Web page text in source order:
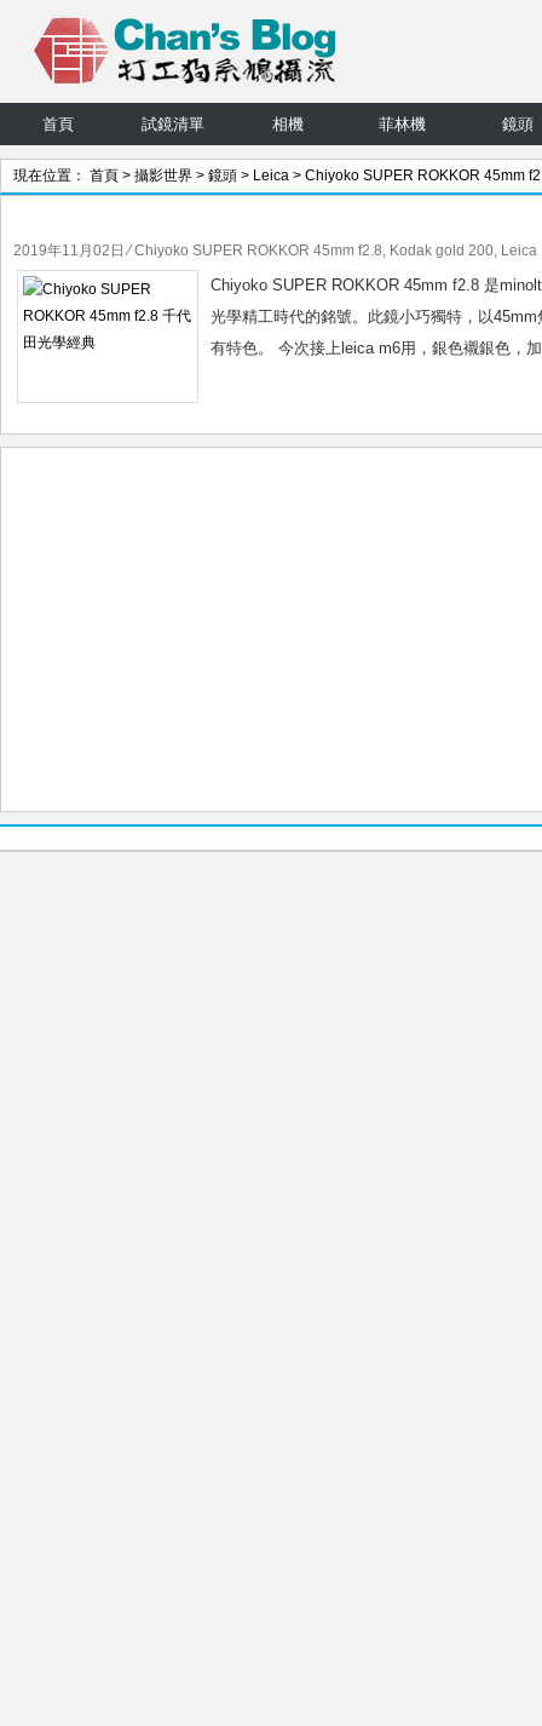
首頁 試鏡清單 相機 菲林機 鏡頭
現在位置： 首頁 > 攝影世界 > 鏡頭 > Leica > Chiyoko SUPER ROKKOR 45mm
2019年11月02日 ⁄Chiyoko SUPER ROKKOR 45mm f2.8, Kodak gold 200, Leica
Chiyoko SUPER ROKKOR 45mm f2.8 是
光學精工時代的銘號。此鏡小巧獨特，以
有特色。 今次接上leica m6用，銀色襯銀色，